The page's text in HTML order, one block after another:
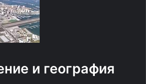
и география